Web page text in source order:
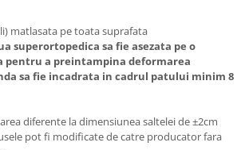
matlasata pe toata suprafata
superortopedica sa fie asezata pe o
pentru a preintampina deformarea
sa fie incadrata in cadrul patului minim 8
diferente la dimensiunea saltelei de ±2cm
pot fi modificate de catre producator fara